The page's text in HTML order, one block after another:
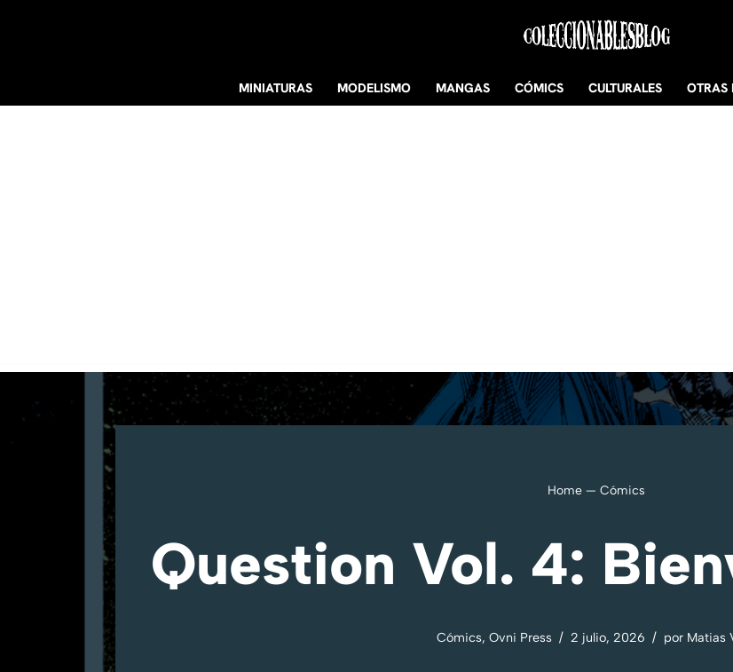
MINIATURAS MODELISMO MANGAS CÓMICS CULTURALES OTRAS
Home — Cómics
Question Vol. 4:
Cómics, Ovni Press 2 julio, 2026 por Matias